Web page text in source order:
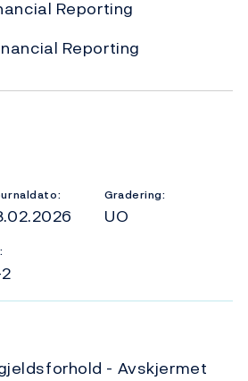
Reporting
Reporting
Gradering:
UO
- Avskjermet